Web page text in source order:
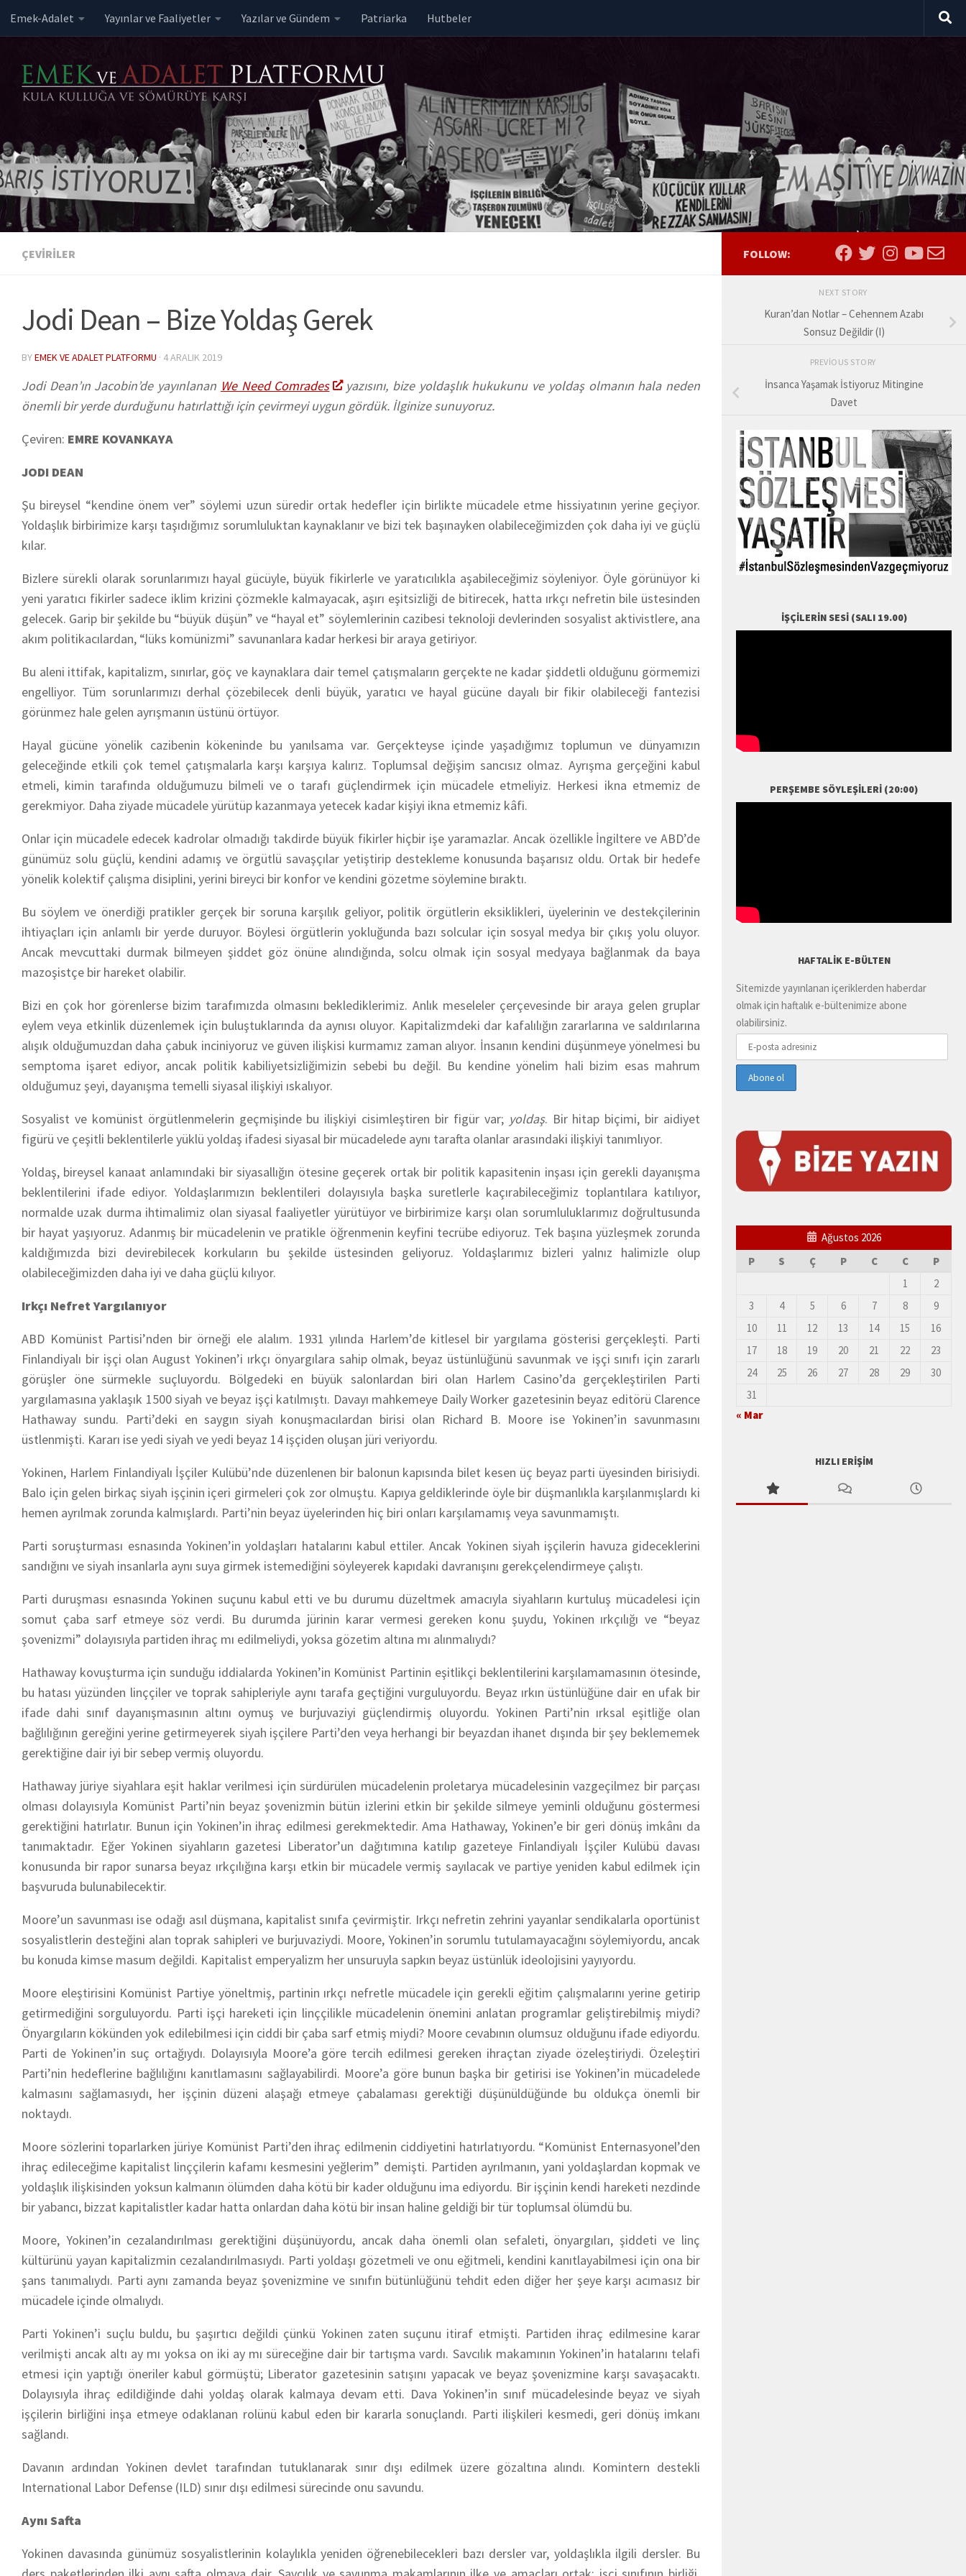
Skip to content
Emek-Adalet Yayınlar ve Faaliyetler Yazılar ve Gündem Patriarka Hutbeler
ÇEVIRILER
Jodi Dean – Bize Yoldaş Gerek
BYEMEK VE ADALET PLATFORMU · 4 ARALIK 2019
Jodi Dean’ın Jacobin’de yayınlanan We Need Comrades
yazısını, bize yoldaşlık hukukunu ve yoldaş olmanın hala neden
önemli bir yerde durduğunu hatırlattığı için çevirmeyi uygun gördük. İlginize sunuyoruz.
Çeviren: EMRE KOVANKAYA
JODI DEAN
Şu bireysel “kendine önem ver” söylemi uzun süredir ortak hedefler için birlikte mücadele etme hissiyatının yerine geçiyor.
Yoldaşlık birbirimize karşı taşıdığımız sorumluluktan kaynaklanır ve bizi tek başınayken olabileceğimizden çok daha iyi ve güçlü
kılar.
Bizlere sürekli olarak sorunlarımızı hayal gücüyle, büyük fikirlerle ve yaratıcılıkla aşabileceğimiz söyleniyor. Öyle görünüyor ki
yeni yaratıcı fikirler sadece iklim krizini çözmekle kalmayacak, aşırı eşitsizliği de bitirecek, hatta ırkçı nefretin bile üstesinden
gelecek. Garip bir şekilde bu “büyük düşün” ve “hayal et” söylemlerinin cazibesi teknoloji devlerinden sosyalist aktivistlere, ana
akım politikacılardan, “lüks komünizmi” savunanlara kadar herkesi bir araya getiriyor.
Bu aleni ittifak, kapitalizm, sınırlar, göç ve kaynaklara dair temel çatışmaların gerçekte ne kadar şiddetli olduğunu görmemizi
engelliyor. Tüm sorunlarımızı derhal çözebilecek denli büyük, yaratıcı ve hayal gücüne dayalı bir fikir olabileceği fantezisi
görünmez hale gelen ayrışmanın üstünü örtüyor.
Hayal gücüne yönelik cazibenin kökeninde bu yanılsama var. Gerçekteyse içinde yaşadığımız toplumun ve dünyamızın
geleceğinde etkili çok temel çatışmalarla karşı karşıya kalırız. Toplumsal değişim sancısız olmaz. Ayrışma gerçeğini kabul
etmeli, kimin tarafında olduğumuzu bilmeli ve o tarafı güçlendirmek için mücadele etmeliyiz. Herkesi ikna etmemiz de
gerekmiyor. Daha ziyade mücadele yürütüp kazanmaya yetecek kadar kişiyi ikna etmemiz kâfi.
Onlar için mücadele edecek kadrolar olmadığı takdirde büyük fikirler hiçbir işe yaramazlar. Ancak özellikle İngiltere ve ABD’de
günümüz solu güçlü, kendini adamış ve örgütlü savaşçılar yetiştirip destekleme konusunda başarısız oldu. Ortak bir hedefe
yönelik kolektif çalışma disiplini, yerini bireyci bir konfor ve kendini gözetme söylemine bıraktı.
Bu söylem ve önerdiği pratikler gerçek bir soruna karşılık geliyor, politik örgütlerin eksiklikleri, üyelerinin ve destekçilerinin
ihtiyaçları için anlamlı bir yerde duruyor. Böylesi örgütlerin yokluğunda bazı solcular için sosyal medya bir çıkış yolu oluyor.
Ancak mevcuttaki durmak bilmeyen şiddet göz önüne alındığında, solcu olmak için sosyal medyaya bağlanmak da baya
mazoşistçe bir hareket olabilir.
Bizi en çok hor görenlerse bizim tarafımızda olmasını beklediklerimiz. Anlık meseleler çerçevesinde bir araya gelen gruplar
eylem veya etkinlik düzenlemek için buluştuklarında da aynısı oluyor. Kapitalizmdeki dar kafalılığın zararlarına ve saldırılarına
alışık olduğumuzdan daha çabuk inciniyoruz ve güven ilişkisi kurmamız zaman alıyor. İnsanın kendini düşünmeye yönelmesi bu
semptoma işaret ediyor, ancak politik kabiliyetsizliğimizin sebebi bu değil. Bu kendine yönelim hali bizim esas mahrum
olduğumuz şeyi, dayanışma temelli siyasal ilişkiyi ıskalıyor.
Sosyalist ve komünist örgütlenmelerin geçmişinde bu ilişkiyi cisimleştiren bir figür var; yoldaş. Bir hitap biçimi, bir aidiyet
figürü ve çeşitli beklentilerle yüklü yoldaş ifadesi siyasal bir mücadelede aynı tarafta olanlar arasındaki ilişkiyi tanımlıyor.
Yoldaş, bireysel kanaat anlamındaki bir siyasallığın ötesine geçerek ortak bir politik kapasitenin inşası için gerekli dayanışma
beklentilerini ifade ediyor. Yoldaşlarımızın beklentileri dolayısıyla başka suretlerle kaçırabileceğimiz toplantılara katılıyor,
normalde uzak durma ihtimalimiz olan siyasal faaliyetler yürütüyor ve birbirimize karşı olan sorumluluklarımız doğrultusunda
bir hayat yaşıyoruz. Adanmış bir mücadelenin ve pratikle öğrenmenin keyfini tecrübe ediyoruz. Tek başına yüzleşmek zorunda
kaldığımızda bizi devirebilecek korkuların bu şekilde üstesinden geliyoruz. Yoldaşlarımız bizleri yalnız halimizle olup
olabileceğimizden daha iyi ve daha güçlü kılıyor.
Irkçı Nefret Yargılanıyor
ABD Komünist Partisi’nden bir örneği ele alalım. 1931 yılında Harlem’de kitlesel bir yargılama gösterisi gerçekleşti. Parti
Finlandiyalı bir işçi olan August Yokinen’i ırkçı önyargılara sahip olmak, beyaz üstünlüğünü savunmak ve işçi sınıfı için zararlı
görüşler öne sürmekle suçluyordu. Bölgedeki en büyük salonlardan biri olan Harlem Casino’da gerçekleştirilen Parti
yargılamasına yaklaşık 1500 siyah ve beyaz işçi katılmıştı. Davayı mahkemeye Daily Worker gazetesinin beyaz editörü Clarence
Hathaway sundu. Parti’deki en saygın siyah konuşmacılardan birisi olan Richard B. Moore ise Yokinen’in savunmasını
üstlenmişti. Kararı ise yedi siyah ve yedi beyaz 14 işçiden oluşan jüri veriyordu.
Yokinen, Harlem Finlandiyalı İşçiler Kulübü’nde düzenlenen bir balonun kapısında bilet kesen üç beyaz parti üyesinden birisiydi.
Balo için gelen birkaç siyah işçinin içeri girmeleri çok zor olmuştu. Kapıya geldiklerinde öyle bir düşmanlıkla karşılanmışlardı ki
hemen ayrılmak zorunda kalmışlardı. Parti’nin beyaz üyelerinden hiç biri onları karşılamamış veya savunmamıştı.
Parti soruşturması esnasında Yokinen’in yoldaşları hatalarını kabul ettiler. Ancak Yokinen siyah işçilerin havuza gideceklerini
sandığını ve siyah insanlarla aynı suya girmek istemediğini söyleyerek kapıdaki davranışını gerekçelendirmeye çalıştı.
Parti duruşması esnasında Yokinen suçunu kabul etti ve bu durumu düzeltmek amacıyla siyahların kurtuluş mücadelesi için
somut çaba sarf etmeye söz verdi. Bu durumda jürinin karar vermesi gereken konu şuydu, Yokinen ırkçılığı ve “beyaz
şovenizmi” dolayısıyla partiden ihraç mı edilmeliydi, yoksa gözetim altına mı alınmalıydı?
Hathaway kovuşturma için sunduğu iddialarda Yokinen’in Komünist Partinin eşitlikçi beklentilerini karşılamamasının ötesinde,
bu hatası yüzünden linççiler ve toprak sahipleriyle aynı tarafa geçtiğini vurguluyordu. Beyaz ırkın üstünlüğüne dair en ufak bir
ifade dahi sınıf dayanışmasının altını oymuş ve burjuvaziyi güçlendirmiş oluyordu. Yokinen Parti’nin ırksal eşitliğe olan
bağlılığının gereğini yerine getirmeyerek siyah işçilere Parti’den veya herhangi bir beyazdan ihanet dışında bir şey beklememek
gerektiğine dair iyi bir sebep vermiş oluyordu.
Hathaway jüriye siyahlara eşit haklar verilmesi için sürdürülen mücadelenin proletarya mücadelesinin vazgeçilmez bir parçası
olması dolayısıyla Komünist Parti’nin beyaz şovenizmin bütün izlerini etkin bir şekilde silmeye yeminli olduğunu göstermesi
gerektiğini hatırlatır. Bunun için Yokinen’in ihraç edilmesi gerekmektedir. Ama Hathaway, Yokinen’e bir geri dönüş imkânı da
tanımaktadır. Eğer Yokinen siyahların gazetesi Liberator’un dağıtımına katılıp gazeteye Finlandiyalı İşçiler Kulübü davası
konusunda bir rapor sunarsa beyaz ırkçılığına karşı etkin bir mücadele vermiş sayılacak ve partiye yeniden kabul edilmek için
başvuruda bulunabilecektir.
Moore’un savunması ise odağı asıl düşmana, kapitalist sınıfa çevirmiştir. Irkçı nefretin zehrini yayanlar sendikalarla oportünist
sosyalistlerin desteğini alan toprak sahipleri ve burjuvaziydi. Moore, Yokinen’in sorumlu tutulamayacağını söylemiyordu, ancak
bu konuda kimse masum değildi. Kapitalist emperyalizm her unsuruyla sapkın beyaz üstünlük ideolojisini yayıyordu.
Moore eleştirisini Komünist Partiye yöneltmiş, partinin ırkçı nefretle mücadele için gerekli eğitim çalışmalarını yerine getirip
getirmediğini sorguluyordu. Parti işçi hareketi için linççilikle mücadelenin önemini anlatan programlar geliştirebilmiş miydi?
Önyargıların kökünden yok edilebilmesi için ciddi bir çaba sarf etmiş miydi? Moore cevabının olumsuz olduğunu ifade ediyordu.
Parti de Yokinen’in suç ortağıydı. Dolayısıyla Moore’a göre tercih edilmesi gereken ihraçtan ziyade özeleştiriydi. Özeleştiri
Parti’nin hedeflerine bağlılığını kanıtlamasını sağlayabilirdi. Moore’a göre bunun başka bir getirisi ise Yokinen’in mücadelede
kalmasını sağlamasıydı, her işçinin düzeni alaşağı etmeye çabalaması gerektiği düşünüldüğünde bu oldukça önemli bir
noktaydı.
Moore sözlerini toparlarken jüriye Komünist Parti’den ihraç edilmenin ciddiyetini hatırlatıyordu. “Komünist Enternasyonel’den
ihraç edileceğime kapitalist linççilerin kafamı kesmesini yeğlerim” demişti. Partiden ayrılmanın, yani yoldaşlardan kopmak ve
yoldaşlık ilişkisinden yoksun kalmanın ölümden daha kötü bir kader olduğunu ima ediyordu. Bir işçinin kendi hareketi nezdinde
bir yabancı, bizzat kapitalistler kadar hatta onlardan daha kötü bir insan haline geldiği bir tür toplumsal ölümdü bu.
Moore, Yokinen’in cezalandırılması gerektiğini düşünüyordu, ancak daha önemli olan sefaleti, önyargıları, şiddeti ve linç
kültürünü yayan kapitalizmin cezalandırılmasıydı. Parti yoldaşı gözetmeli ve onu eğitmeli, kendini kanıtlayabilmesi için ona bir
şans tanımalıydı. Parti aynı zamanda beyaz şovenizmine ve sınıfın bütünlüğünü tehdit eden diğer her şeye karşı acımasız bir
mücadele içinde olmalıydı.
Parti Yokinen’i suçlu buldu, bu şaşırtıcı değildi çünkü Yokinen zaten suçunu itiraf etmişti. Partiden ihraç edilmesine karar
verilmişti ancak altı ay mı yoksa on iki ay mı süreceğine dair bir tartışma vardı. Savcılık makamının Yokinen’in hatalarını telafi
etmesi için yaptığı öneriler kabul görmüştü; Liberator gazetesinin satışını yapacak ve beyaz şovenizmine karşı savaşacaktı.
Dolayısıyla ihraç edildiğinde dahi yoldaş olarak kalmaya devam etti. Dava Yokinen’in sınıf mücadelesinde beyaz ve siyah
işçilerin birliğini inşa etmeye odaklanan rolünü kabul eden bir kararla sonuçlandı. Parti ilişkileri kesmedi, geri dönüş imkanı
sağlandı.
Davanın ardından Yokinen devlet tarafından tutuklanarak sınır dışı edilmek üzere gözaltına alındı. Komintern destekli
International Labor Defense (ILD) sınır dışı edilmesi sürecinde onu savundu.
Aynı Safta
Yokinen davasında günümüz sosyalistlerinin kolaylıkla yeniden öğrenebilecekleri bazı dersler var, yoldaşlıkla ilgili dersler. Bu
FOLLOW:
NEXT STORY
Kuran’dan Notlar – Cehennem Azabı
Sonsuz Değildir (I)
PREVIOUS STORY
İnsanca Yaşamak İstiyoruz Mitingine
Davet
İŞÇILERIN SESI (SALI 19.00)
PERŞEMBE SÖYLEŞILERI (20:00)
HAFTALIK E-BÜLTEN
Sitemizde yayınlanan içeriklerden haberdar
olmak için haftalık e-bültenimize abone
olabilirsiniz.
Ağustos 2026
P
S Ç P C C
P
1
2
3
4 5 6 7 8
9
10
11 12 13 14 15
16
17
18 19 20 21 22
23
24
25 26 27 28 29
30
31
« Mar
HIZLI ERIŞIM